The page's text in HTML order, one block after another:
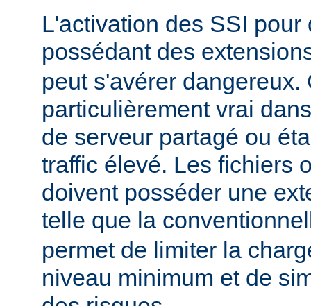
L'activation des SSI pour
possédant des
peut s'avérer dangereux.
particulièrement vrai
de serveur partagé ou
traffic élevé. Les fichiers
doivent posséder une
telle que la
permet de limiter la
niveau minimum et de